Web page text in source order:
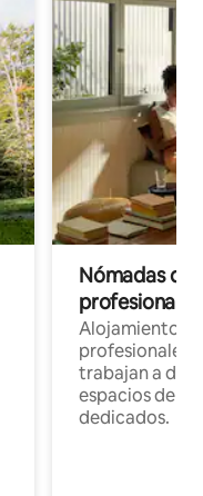
Nómadas
Alojamientos
profesionales
trabajan a
espacios de
dedicados.